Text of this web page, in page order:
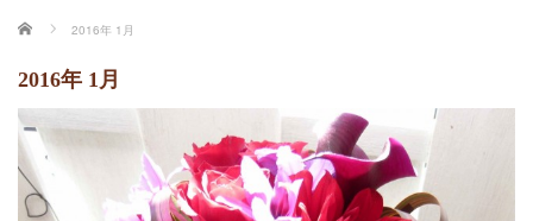
ホーム 2016年 1月
2016年 1月